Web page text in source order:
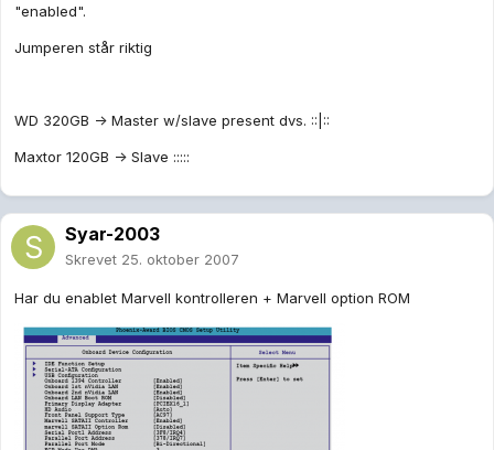
"enabled".
Jumperen står riktig
WD 320GB -> Master w/slave present dvs. ::|::
Maxtor 120GB -> Slave :::::
Syar-2003
Skrevet 25. oktober 2007
Har du enablet Marvell kontrolleren + Marvell option ROM